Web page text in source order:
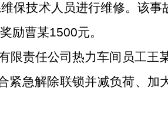
维保技术人员进行维修。该事
奖励曹某1500元。
限责任公司热力车间员工王
紧急解除联锁并减负荷、加